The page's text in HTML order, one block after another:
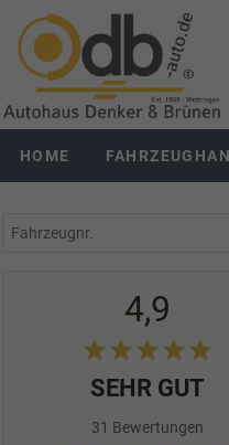
HOME
Fahrzeugnr.
4,9
SEHR GUT
31 Bewertungen